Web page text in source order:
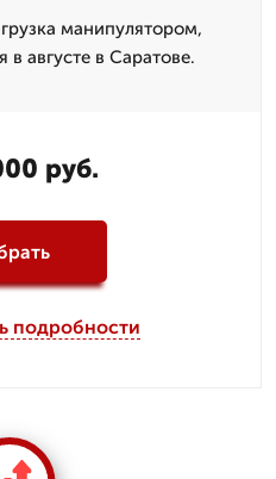
манипулятором,
в августе в Саратове.
руб.
подробности